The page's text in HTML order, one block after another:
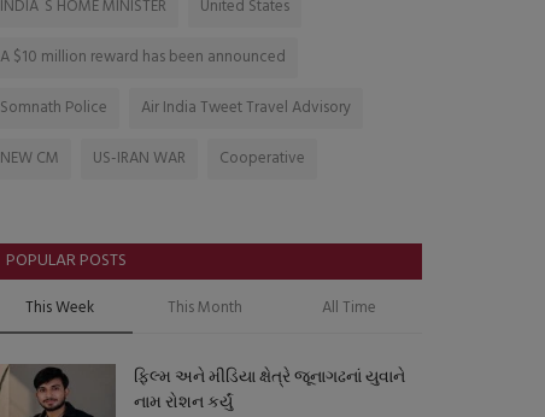
INDIA`S HOME MINISTER
United States
A $10 million reward has been announced
Somnath Police
Air India Tweet Travel Advisory
NEW CM
US-IRAN WAR Cooperative
POPULAR POSTS
This Week This Month All Time
ફિલ્મ અને મીડિયા ક્ષેત્રે જૂનાગઢનાં યુવાને
નામ રોશન કર્યું